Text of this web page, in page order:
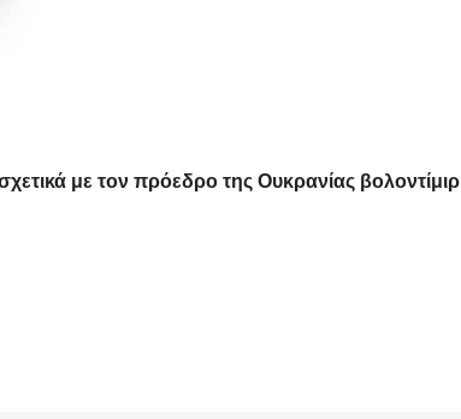
με τον πρόεδρο της Ουκρανίας βολοντίμιρ